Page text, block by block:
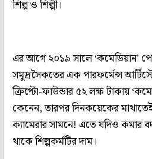
শিল্প ও শিল্পী।
এর আগে ২০১৯ সালে ‘কমেডিয়ান’
সমুদ্রসৈকতের এক পারফর্মেন্স
ক্রিপ্টো-ফাউন্ডার ৫২ লক্ষ টাকায়
কেনেন, তারপর দিনকয়েকের
ক্যামেরার সামনে! এতে যদিও
থাকে শিল্পকর্মটির দাম।